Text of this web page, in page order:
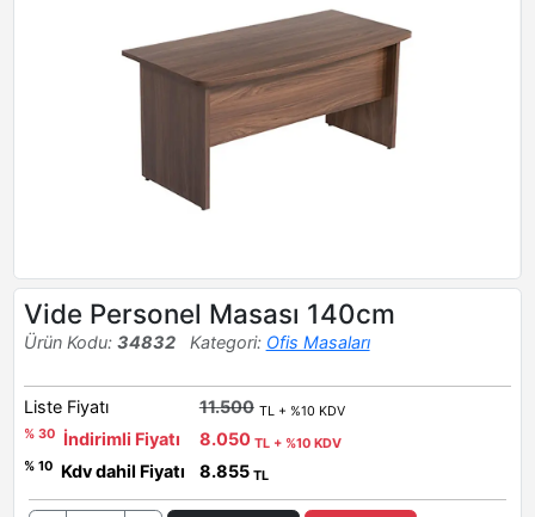
Vide Personel Masası 140cm
Ürün Kodu: 34832 Kategori: Ofis Masaları
Liste Fiyatı 11.500 TL + %10 KDV
% 30
İndirimli Fiyatı 8.050 TL + %10 KDV
% 10
Kdv dahil Fiyatı 8.855 TL